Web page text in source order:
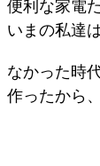
便利な家電
いまの私達
なかった時
作ったから